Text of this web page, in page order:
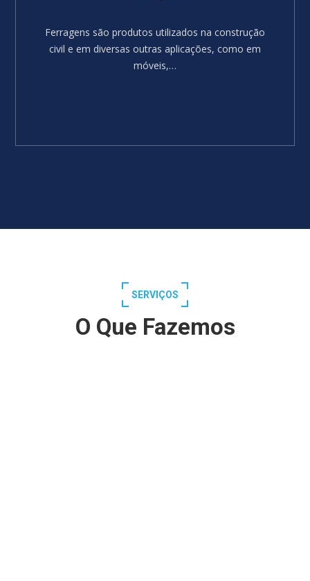
Ferragens são produtos utilizados na construção
civil e em diversas outras aplicações, como em
móveis,…
SERVIÇOS
O Que Fazemos